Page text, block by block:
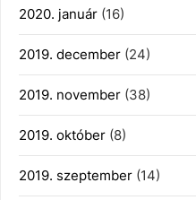
2020. január (16)
2019. december (24)
2019. november (38)
2019. október (8)
2019. szeptember (14)